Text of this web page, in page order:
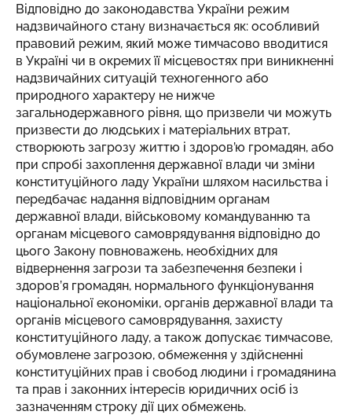
Відповідно до законодавства України режим
надзвичайного стану визначається як: особливий
правовий режим, який може тимчасово вводитися
в Україні чи в окремих її місцевостях при виникненні
надзвичайних ситуацій техногенного або
природного характеру не нижче
загальнодержавного рівня, що призвели чи можуть
призвести до людських і матеріальних втрат,
створюють загрозу життю і здоров’ю громадян, або
при спробі захоплення державної влади чи зміни
конституційного ладу України шляхом насильства і
передбачає надання відповідним органам
державної влади, військовому командуванню та
органам місцевого самоврядування відповідно до
цього Закону повноважень, необхідних для
відвернення загрози та забезпечення безпеки і
здоров’я громадян, нормального функціонування
національної економіки, органів державної влади та
органів місцевого самоврядування, захисту
конституційного ладу, а також допускає тимчасове,
обумовлене загрозою, обмеження у здійсненні
конституційних прав і свобод людини і громадянина
та прав і законних інтересів юридичних осіб із
зазначенням строку дії цих обмежень.